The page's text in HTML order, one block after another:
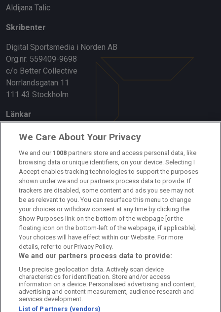
Aldijana Talic
Skribenter
Digital Sportsmedia i Norden AB
Org.nr: 559409-9698
c/o Better Collective
Norrlandsgatan 11
111 43 Stockholm
Länkar
Om oss
Kontakta oss
Kundtjänst
Sponsor: Rekatochklart
Annonsera på Fotbolldirekt
Redaktionell policy
Personuppgiftspolicy
Cookiepolicy
Arkiv
We Care About Your Privacy
We and our 1008 partners store and access personal data, like
browsing data or unique identifiers, on your device. Selecting I
Accept enables tracking technologies to support the purposes
shown under we and our partners process data to provide. If
trackers are disabled, some content and ads you see may not
be as relevant to you. You can resurface this menu to change
your choices or withdraw consent at any time by clicking the
Show Purposes link on the bottom of the webpage [or the
floating icon on the bottom-left of the webpage, if applicable].
Your choices will have effect within our Website. For more
details, refer to our Privacy Policy.
We and our partners process data to provide:
Use precise geolocation data. Actively scan device
characteristics for identification. Store and/or access
information on a device. Personalised advertising and content,
advertising and content measurement, audience research and
services development.
List of Partners (vendors)